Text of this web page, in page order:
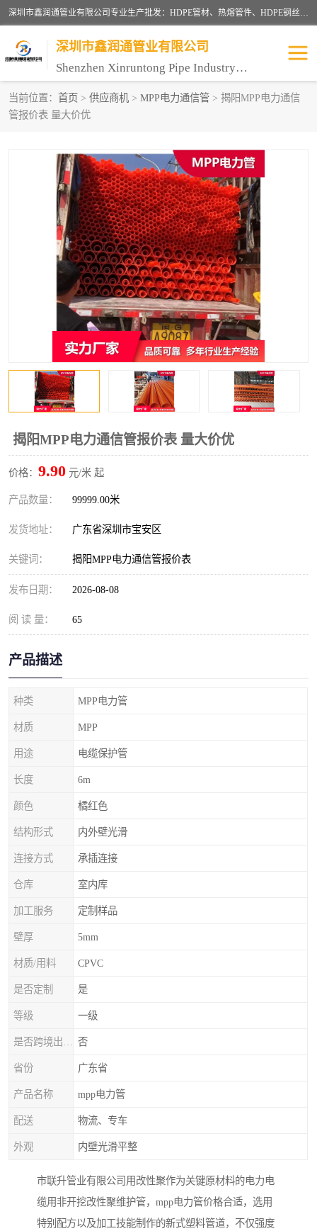
深圳市鑫润通管业有限公司专业生产批发：HDPE管材、热熔管件、HDPE钢丝骨架管、电熔管件、HDPE双壁波纹管、MPP电力管、井盖、PVC管材管件、PPR管材管件等；公司自创建以来，始终秉承“团结、务实、创新、守信”的服务宗旨，凭借专业的服务以及多年的勤奋拼搏，发展成为一家专业销售各种管材管件，绝缘电工套管及配件等系列产品的贸易公司。
深圳市鑫润通管业有限公司
Shenzhen Xinruntong Pipe Industry Co., Ltd
当前位置： 首页 > 供应商机 > MPP电力通信管 > 揭阳MPP电力通信
管报价表 量大价优
揭阳MPP电力通信管报价表 量大价优
价格： 9.90 元/米 起
产品数量： 99999.00米
发货地址： 广东省深圳市宝安区
关键词： 揭阳MPP电力通信管报价表
发布日期： 2026-08-08
阅 读 量： 65
产品描述
种类 MPP电力管
材质 MPP
用途 电缆保护管
长度 6m
颜色 橘红色
结构形式 内外壁光滑
连接方式 承插连接
仓库 室内库
加工服务 定制样品
壁厚 5mm
材质/用料 CPVC
是否定制 是
等级 一级
否
省份 广东省
产品名称 mpp电力管
配送 物流、专车
外观 内壁光滑平整
市联升管业有限公司用改性聚作为关键原材料的电力电
缆用非开挖改性聚维护管，mpp电力管价格合适，选用
特别配方以及加工技能制作的新式塑料管道，不仅强度
HDPE管材给水管
HDPE双壁波纹管 HDPE电力通讯管
UPVC电力通讯管 MPP电力通信管
联塑PVC管 联塑PPR管
联塑PE管 联塑家装红蓝线管